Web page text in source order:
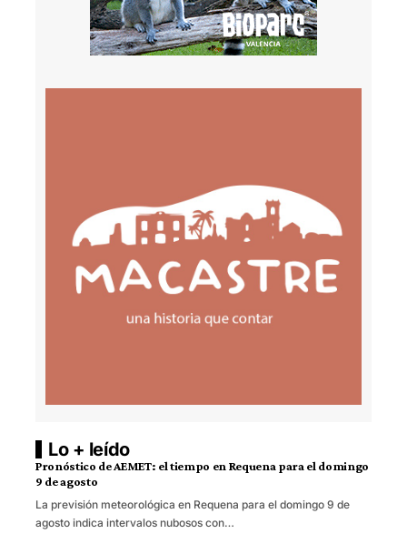
Lo + leído
Pronóstico de AEMET: el tiempo en Requena para el domingo
9 de agosto
La previsión meteorológica en Requena para el domingo 9 de
agosto indica intervalos nubosos con…